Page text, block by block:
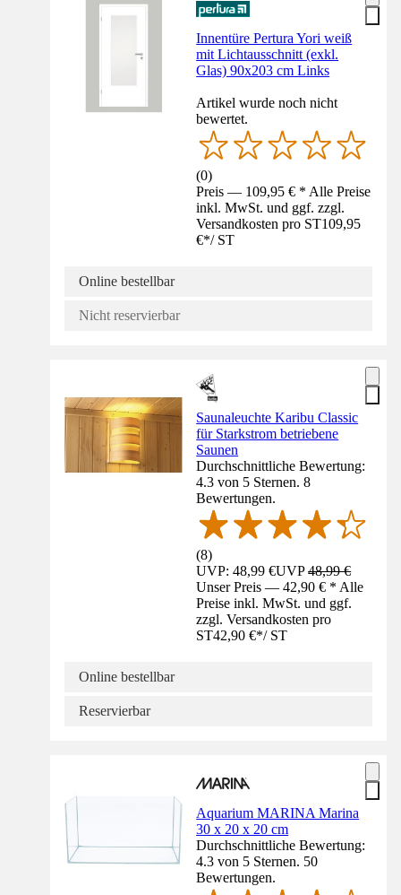
Innentüre Pertura Yori weiß
mit Lichtausschnitt (exkl.
Glas) 90x203 cm Links
Artikel wurde noch nicht
bewertet.
(0)
Preis — 109,95 € * Alle Preise
inkl. MwSt. und ggf. zzgl.
Versandkosten pro ST109,95
€*/ ST
Online bestellbar
Nicht reservierbar
Saunaleuchte Karibu Classic
für Starkstrom betriebene
Saunen
Durchschnittliche Bewertung:
4.3 von 5 Sternen. 8
Bewertungen.
(8)
UVP: 48,99 €UVP48,99 €
Unser Preis — 42,90 € * Alle
Preise inkl. MwSt. und ggf.
zzgl. Versandkosten pro
ST42,90 €*/ ST
Online bestellbar
Reservierbar
Aquarium MARINA Marina
30 x 20 x 20 cm
Durchschnittliche Bewertung:
4.3 von 5 Sternen. 50
Bewertungen.